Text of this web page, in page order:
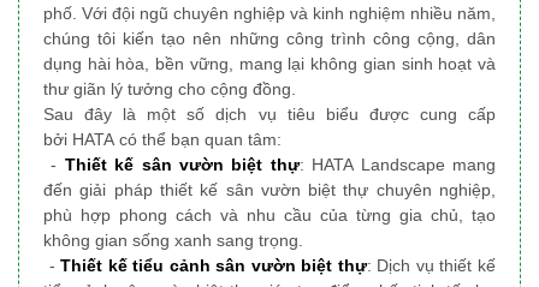
phố. Với đội ngũ chuyên nghiệp và kinh nghiệm nhiều năm,
chúng tôi kiến tạo nên những công trình công cộng, dân
dụng hài hòa, bền vững, mang lại không gian sinh hoạt và
thư giãn lý tưởng cho cộng đồng.
Sau đây là một số dịch vụ tiêu biểu được cung cấp
bởi HATA có thể bạn quan tâm:
- Thiết kế sân vườn biệt thự: HATA Landscape mang
đến giải pháp thiết kế sân vườn biệt thự chuyên nghiệp,
phù hợp phong cách và nhu cầu của từng gia chủ, tạo
không gian sống xanh sang trọng.
-Thiết kế tiểu cảnh sân vườn biệt thự: Dịch vụ thiết kế